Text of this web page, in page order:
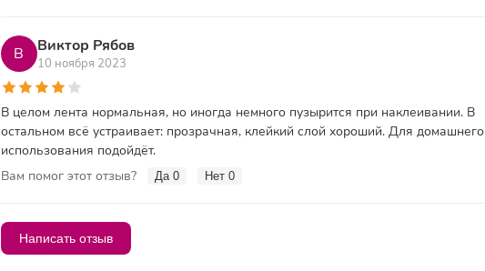
В Виктор Рябов
10 ноября 2023
В целом лента нормальная, но иногда немного пузырится при наклеивании. В
остальном всё устраивает: прозрачная, клейкий слой хороший. Для домашнего
использования подойдёт.
Вам помог этот отзыв?
Да 0 Нет 0
Написать отзыв